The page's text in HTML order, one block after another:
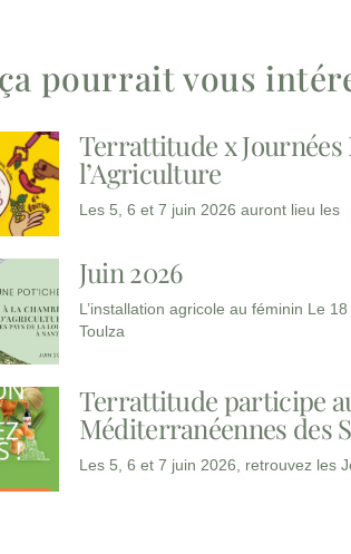
pourrait vous
Terrattitude x Journées
l’Agriculture
Les 5, 6 et 7 juin 2026 auront lieu les
Juin 2026
L’installation agricole au féminin Le 18
Toulza
Terrattitude participe
Méditerranéennes des
Les 5, 6 et 7 juin 2026, retrouvez les